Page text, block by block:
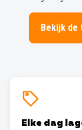
Bekijk de
Elke dag